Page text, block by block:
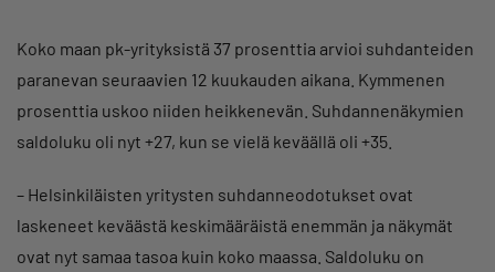
Koko maan pk-yrityksistä 37 prosenttia arvioi suhdanteiden
paranevan seuraavien 12 kuukauden aikana. Kymmenen
prosenttia uskoo niiden heikkenevän. Suhdannenäkymien
saldoluku oli nyt +27, kun se vielä keväällä oli +35.
– Helsinkiläisten yritysten suhdanneodotukset ovat
laskeneet keväästä keskimääräistä enemmän ja näkymät
ovat nyt samaa tasoa kuin koko maassa. Saldoluku on